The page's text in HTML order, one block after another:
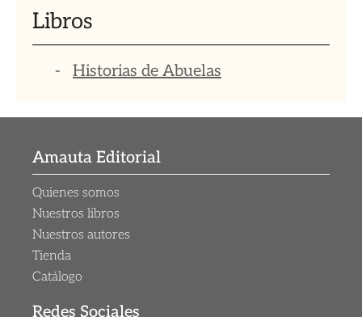
Libros
Historias de Abuelas
Amauta Editorial
Quienes somos
Nuestros libros
Nuestros autores
Tienda
Catálogo
Redes Sociales